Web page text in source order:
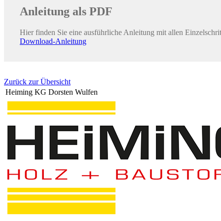
Anleitung als PDF
Hier finden Sie eine ausführliche Anleitung mit allen
Download-Anleitung
Zurück zur Übersicht
Heiming KG Dorsten Wulfen